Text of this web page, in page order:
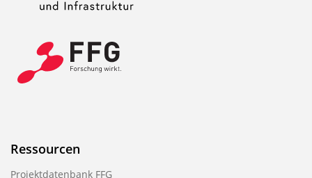
Ressourcen
Projektdatenbank FFG